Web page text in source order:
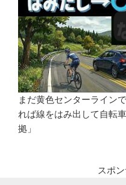
まだ黄色センターライン
れば線をはみ出して自転
拠」
スポ